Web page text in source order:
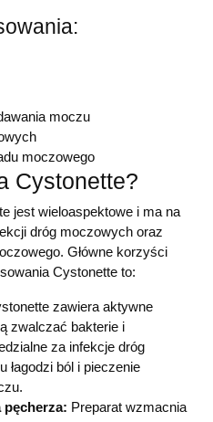
moczu
moczowego
Cystonette?
jest wieloaspektowe i ma na
dróg moczowych oraz
Główne korzyści
Cystonette to:
zawiera aktywne
zwalczać bakterie i
za infekcje dróg
łagodzi ból i pieczenie
pęcherza: Preparat wzmacnia